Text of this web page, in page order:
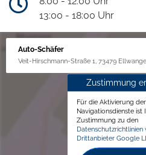
13:00 - 18:00 Uhr
Auto-Schäfer
Veit-Hirschmann-Straße 1, 73479
Zustimmung
Für die Aktivierung
Navigationsdienste ist
Zustimmung zu den
Datenschutzrichtlinien
Drittanbieter Google